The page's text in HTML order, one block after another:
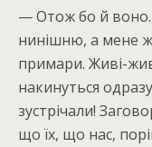
— Отож бо й воно.
нинішню, а мене ж
примари. Живі-
накинуться
зустрічали!
що їх, що нас,